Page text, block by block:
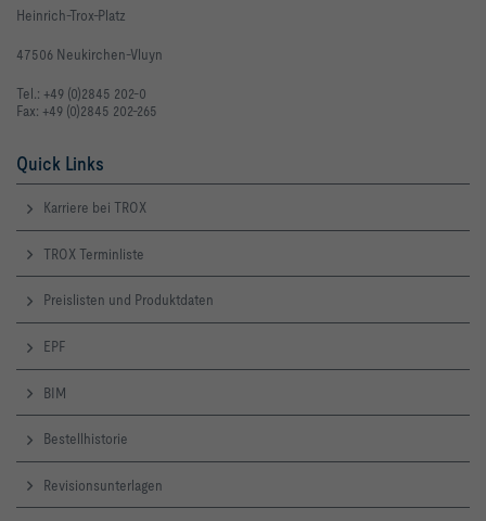
Heinrich-Trox-Platz
47506 Neukirchen-Vluyn
Tel.: +49 (0)2845 202-0
Fax: +49 (0)2845 202-265
Quick Links
Karriere bei TROX
TROX Terminliste
Preislisten und Produktdaten
EPF
BIM
Bestellhistorie
Revisionsunterlagen